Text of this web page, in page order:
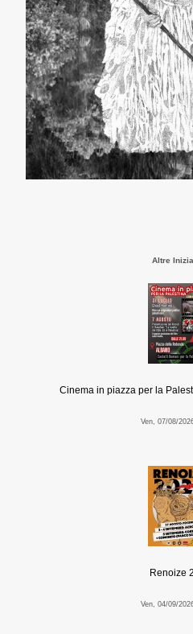
Altre
Cinema in piazza per la
Ven, 07/08/
Renoize
Ven, 04/09/